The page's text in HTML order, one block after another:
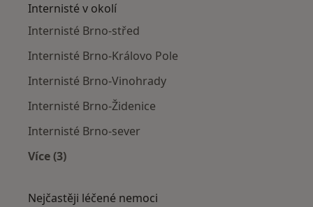
Internisté v okolí
Internisté Brno-střed
Internisté Brno-Královo Pole
Internisté Brno-Vinohrady
Internisté Brno-Židenice
Internisté Brno-sever
Více (3)
Nejčastěji léčené nemoci